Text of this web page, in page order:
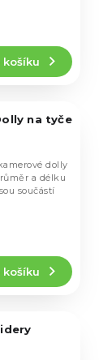
košíku
na tyče
košíku
dolly
a délku
součástí